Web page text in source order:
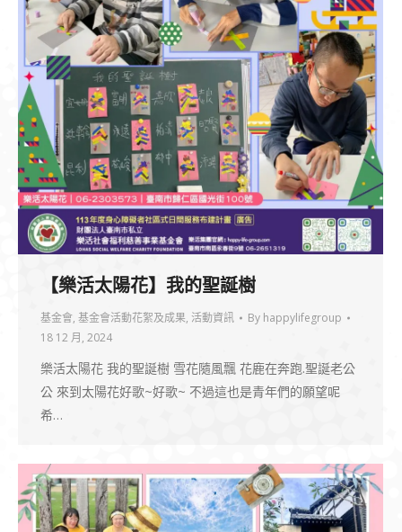
【樂活太陽花】我的聖誕樹
基金會, 基金會活動花絮及成果, 活動資訊 By happylifegroup
18 12 月, 2024
樂活太陽花 我的聖誕樹 雪花隨風飄 花鹿在奔跑.聖誕老公
公 來到太陽花好歌~好歌~ 不過這也是青年們的願望呢
希…